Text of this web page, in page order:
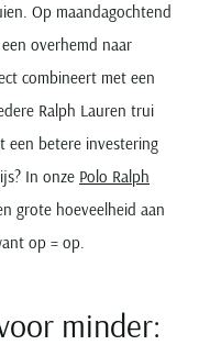
Op maandagochtend
overhemd naar
combineert met een
Ralph Lauren trui
een betere investering
In onze Polo Ralph
grote hoeveelheid aan
op = op.
minder: